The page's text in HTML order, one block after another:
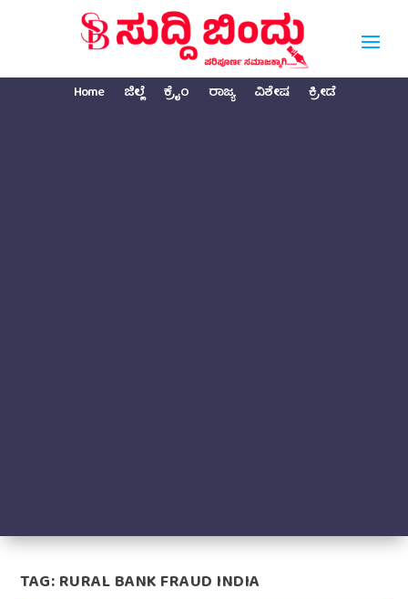
Home ಜಿಲ್ಲೆ ಕ್ರೈಂ ರಾಜ್ಯ ವಿಶೇಷ ಕ್ರೀಡೆ
TAG:RURAL BANK FRAUD INDIA